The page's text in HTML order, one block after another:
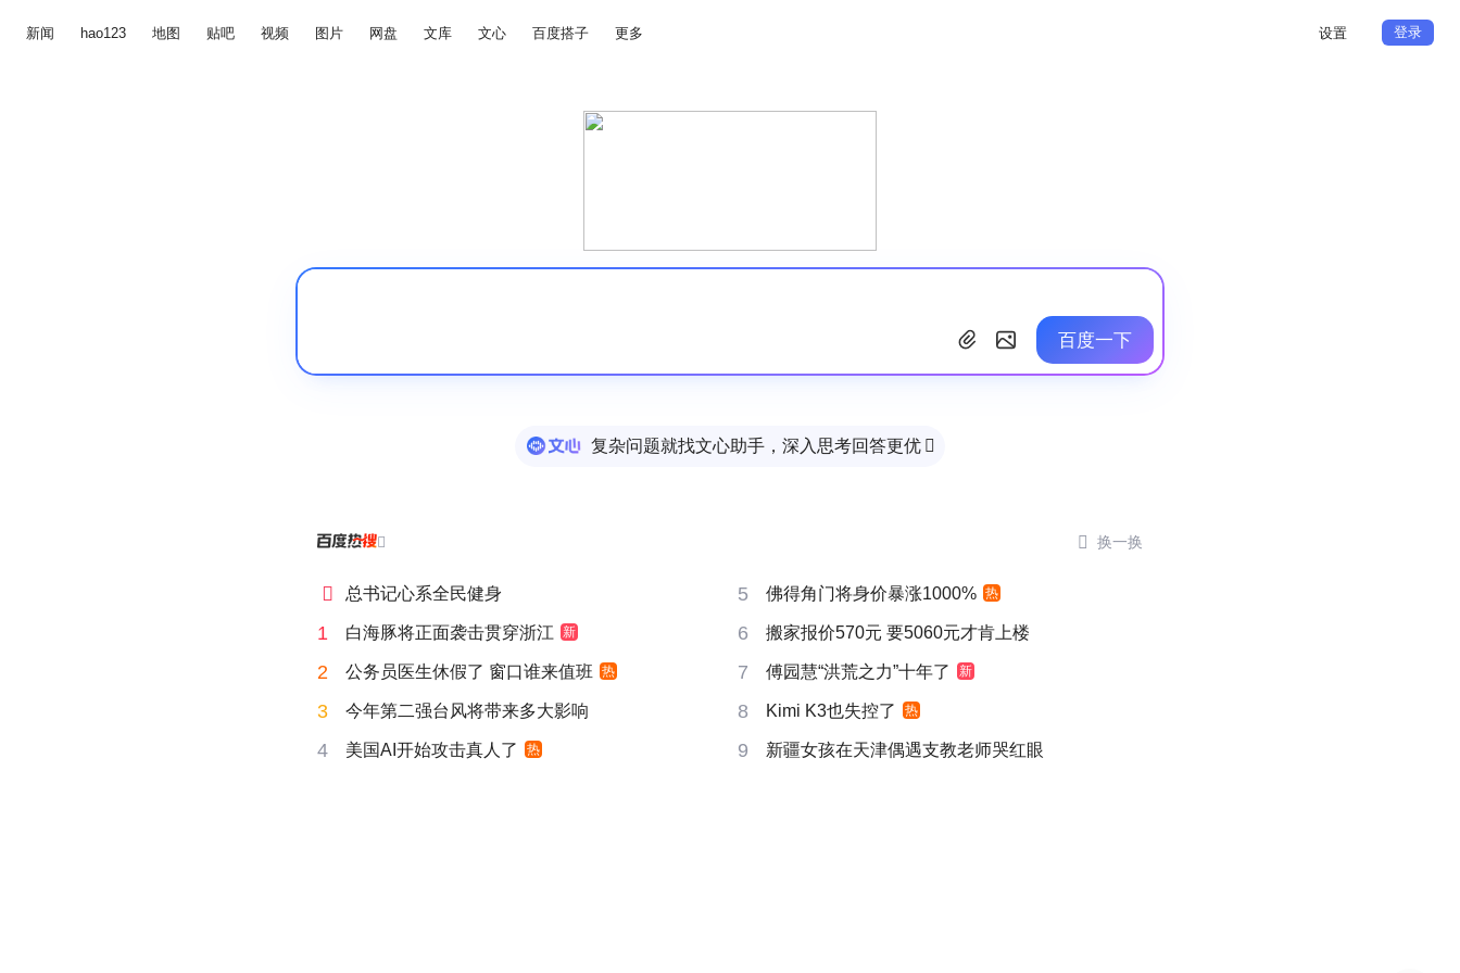
新闻 hao123 地图 贴吧 视频 图片 网盘 文库 文心 百度搭子 更多 设置 登录
百度一下
复杂问题就找文心助手，深入思考回答更优 
  换一换
 总书记心系全民健身 5 佛得角门将身价暴涨1000% 热
1 白海豚将正面袭击贯穿浙江 新 6 搬家报价570元 要5060元才肯上楼
2 公务员医生休假了 窗口谁来值班 热 7 傅园慧“洪荒之力”十年了 新
3 今年第二强台风将带来多大影响 8 Kimi K3也失控了 热
4 美国AI开始攻击真人了 热 9 新疆女孩在天津偶遇支教老师哭红眼